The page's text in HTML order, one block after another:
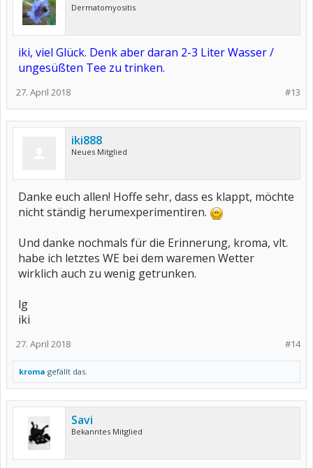
Dermatomyositis
iki, viel Glück. Denk aber daran 2-3 Liter Wasser /
ungesüßten Tee zu trinken.
#13
27. April 2018
iki888
Neues Mitglied
Danke euch allen! Hoffe sehr, dass es klappt, möchte
nicht ständig herumexperimentiren.
Und danke nochmals für die Erinnerung, kroma, vlt.
habe ich letztes WE bei dem waremen Wetter
wirklich auch zu wenig getrunken.
lg
iki
#14
27. April 2018
kroma gefällt das.
Savi
Bekanntes Mitglied